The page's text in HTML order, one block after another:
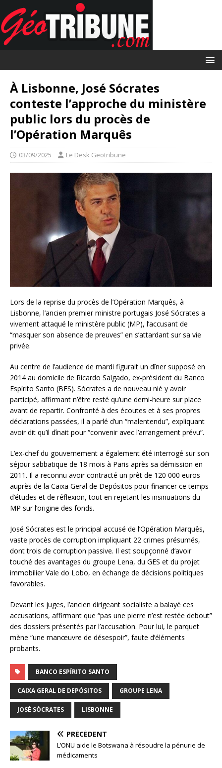
À Lisbonne, José Sócrates
conteste l’approche du ministère
public lors du procès de
l’Opération Marquês
03/09/2025 Le Desk Geotribune
Lors de la reprise du procès de l’Opération Marquês, à
Lisbonne, l’ancien premier ministre portugais José Sócrates a
vivement attaqué le ministère public (MP), l’accusant de
“masquer son absence de preuves” en s’attardant sur sa vie
privée.
Au centre de l’audience de mardi figurait un dîner supposé en
2014 au domicile de Ricardo Salgado, ex-président du Banco
Espírito Santo (BES). Sócrates a de nouveau nié y avoir
participé, affirmant n’être resté qu’une demi-heure sur place
avant de repartir. Confronté à des écoutes et à ses propres
déclarations passées, il a parlé d’un “malentendu”, expliquant
avoir dit qu’il dînait pour “convenir avec l’arrangement prévu”.
L’ex-chef du gouvernement a également été interrogé sur son
séjour sabbatique de 18 mois à Paris après sa démission en
2011. Il a reconnu avoir contracté un prêt de 120 000 euros
auprès de la Caixa Geral de Depósitos pour financer ce temps
d’études et de réflexion, tout en rejetant les insinuations du
MP sur l’origine des fonds.
José Sócrates est le principal accusé de l’Opération Marquês,
vaste procès de corruption impliquant 22 crimes présumés,
dont trois de corruption passive. Il est soupçonné d’avoir
touché des avantages du groupe Lena, du GES et du projet
immobilier Vale do Lobo, en échange de décisions politiques
favorables.
Devant les juges, l’ancien dirigeant socialiste a balayé ces
accusations, affirmant que “pas une pierre n’est restée debout”
des dossiers présentés par l’accusation. Pour lui, le parquet
mène “une manœuvre de désespoir”, faute d’éléments
probants.
BANCO ESPÍRITO SANTO
CAIXA GERAL DE DEPÓSITOS GROUPE LENA
JOSÉ SÓCRATES LISBONNE
PRÉCÉDENT
L’ONU aide le Botswana à résoudre la pénurie de
médicaments